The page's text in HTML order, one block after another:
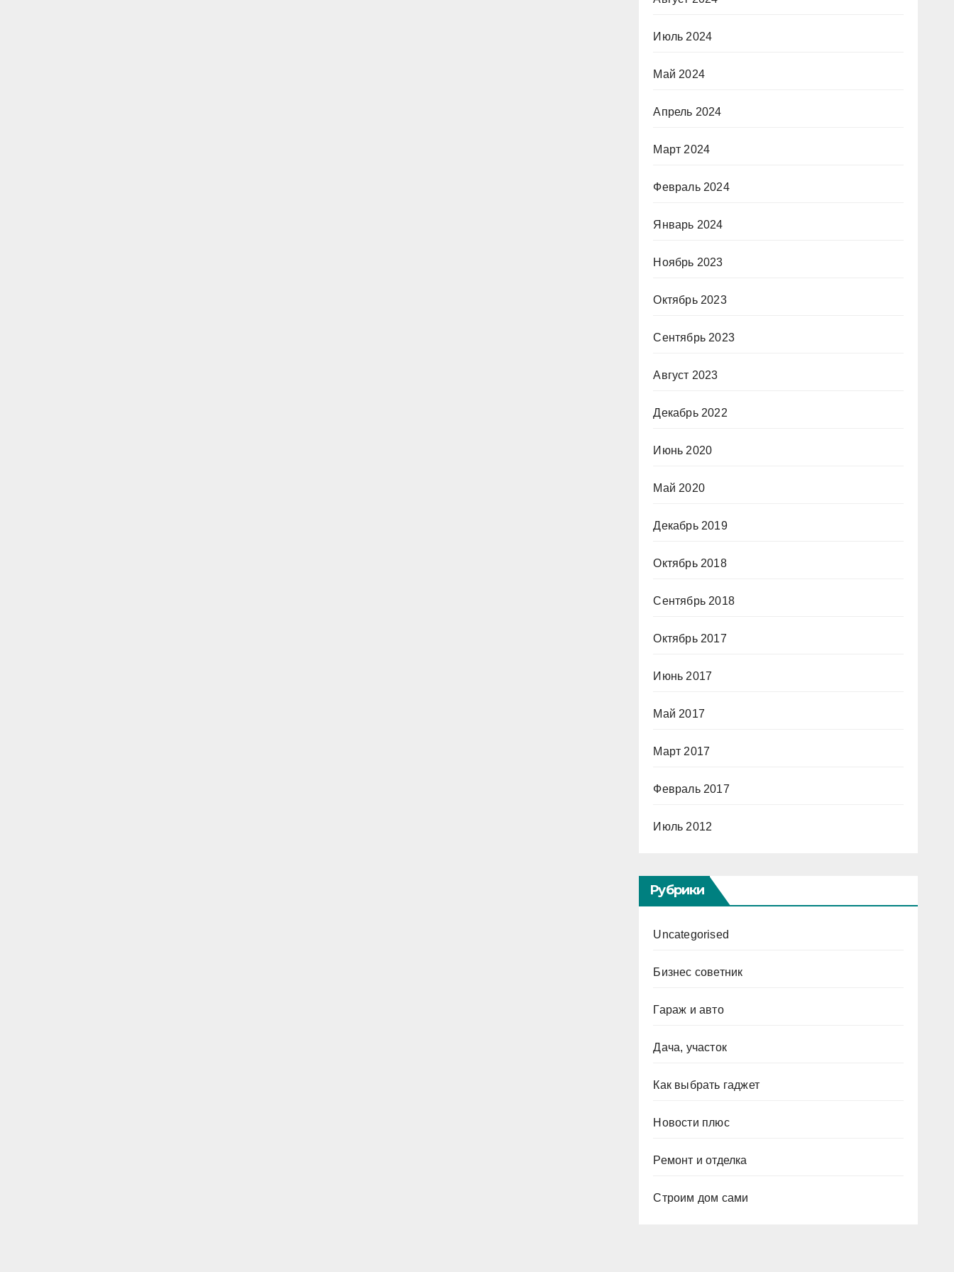
Июль 2024
Май 2024
Апрель 2024
Март 2024
Февраль 2024
Январь 2024
Ноябрь 2023
Октябрь 2023
Сентябрь 2023
Август 2023
Декабрь 2022
Июнь 2020
Май 2020
Декабрь 2019
Октябрь 2018
Сентябрь 2018
Октябрь 2017
Июнь 2017
Май 2017
Март 2017
Февраль 2017
Июль 2012
Рубрики
Uncategorised
Бизнес советник
Гараж и авто
Дача, участок
Как выбрать гаджет
Новости плюс
Ремонт и отделка
Строим дом сами